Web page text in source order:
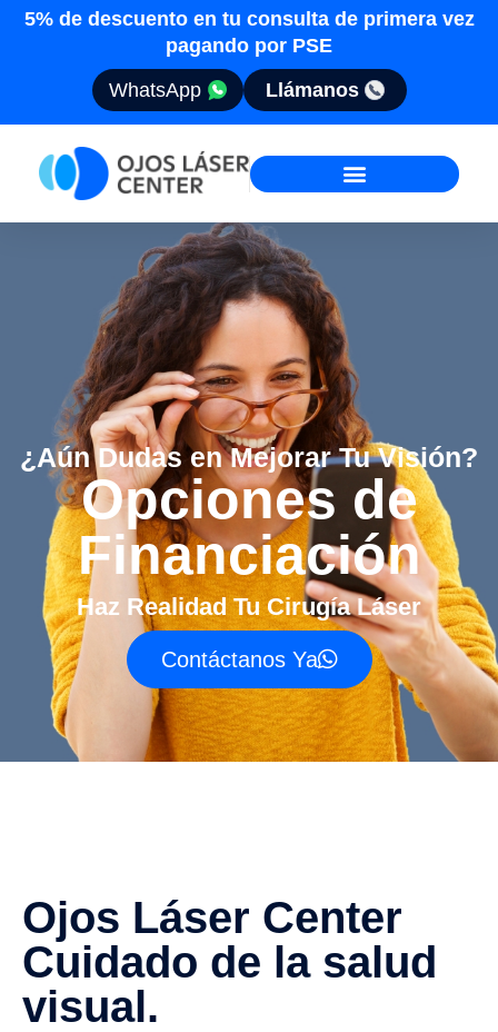
5% de descuento en tu consulta de primera vez
pagando por PSE
WhatsApp
Llámanos
¿Aún Dudas en Mejorar Tu Visión?
Opciones de
Financiación
Haz Realidad Tu Cirugía Láser
Contáctanos Ya
Ojos Láser Center
Cuidado de la salud
visual.